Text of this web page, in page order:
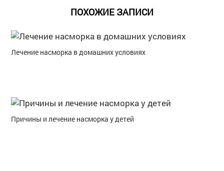
ПОХОЖИЕ ЗАПИСИ
Лечение насморка в домашних условиях
Причины и лечение насморка у детей